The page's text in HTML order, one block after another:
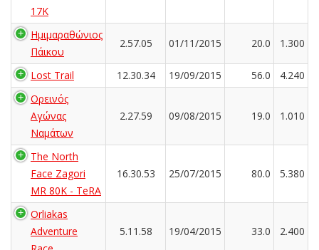
17K
Ημιμαραθώνιος
Πάικου
2.57.05 01/11/2015 20.0 1.300
Lost Trail 12.30.34 19/09/2015 56.0
4.240
Ορεινός
Αγώνας
Ναμάτων
2.27.59 09/08/2015 19.0 1.010
The North
Face Zagori
MR 80K - TeRA
16.30.53 25/07/2015 80.0 5.380
Orliakas
Adventure
5.11.58 19/04/2015 33.0 2.400